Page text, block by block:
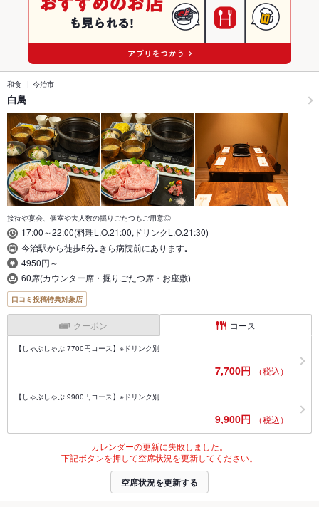
和食 今治市
白鳥
接待や宴会、個室や大人数の掘りごたつもご用意◎
17:00～22:00(料理L.O.21:00,ドリンクL.O.21:30)
今治駅から徒歩5分｡きら病院前にあります｡
4950円～
60席(カウンター席・掘りごたつ席・お座敷)
口コミ投稿特典対象店
クーポン コース
【しゃぶしゃぶ 7700円コース】※ドリンク別
7,700円 （税込）
【しゃぶしゃぶ 9900円コース】※ドリンク別
9,900円 （税込）
カレンダーの更新に失敗しました。
下記ボタンを押して空席状況を更新してください。
空席状況を更新する